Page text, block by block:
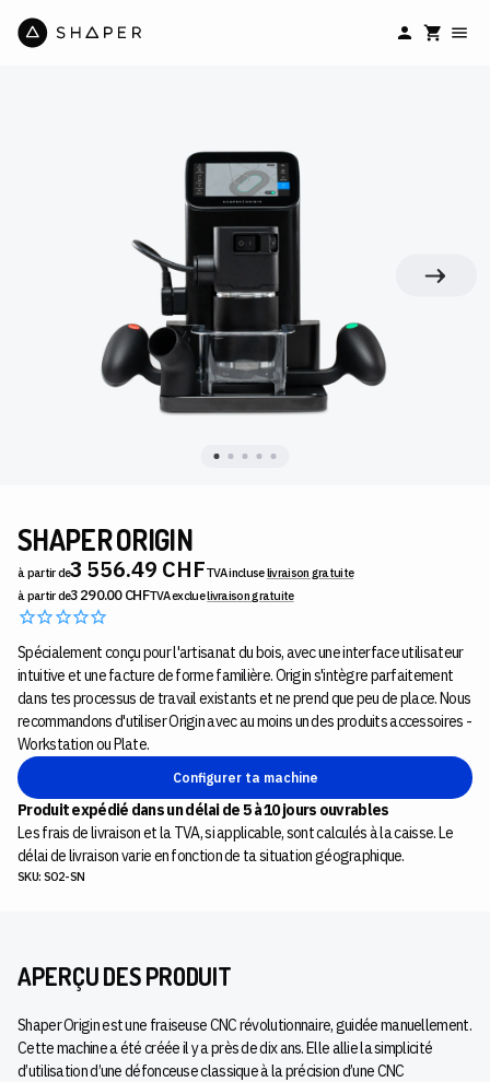
SHAPER ORIGIN
à partir de3 556.49 CHFTVA incluselivraison gratuite
à partir de3 290.00 CHFTVA excluelivraisongratuite
Spécialement conçu pour l'artisanat du bois, avec une interface utilisateur
intuitive et une facture de forme familière. Origin s'intègre parfaitement
dans tes processus de travail existants et ne prend que peu de place. Nous
recommandons d'utiliser Origin avec au moins un des produits accessoires -
Workstation ou Plate.
Configurer ta machine
Produit expédié dans un délai de 5 à 10 jours ouvrables
Les frais de livraison et la TVA, si applicable, sont calculés à la caisse. Le
délai de livraison varie en fonction de ta situation géographique.
SKU: SO2-SN
APERÇU DES PRODUIT
Shaper Origin est une fraiseuse CNC révolutionnaire, guidée manuellement.
Cette machine a été créée il y a près de dix ans. Elle allie la simplicité
d’utilisation d’une défonceuse classique à la précision d’une CNC